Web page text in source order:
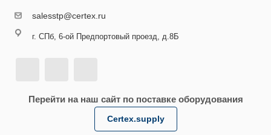
salesstp@certex.ru
г. СПб, 6-ой Предпортовый проезд, д.8Б
Перейти на наш сайт по поставке оборудования
Certex.supply